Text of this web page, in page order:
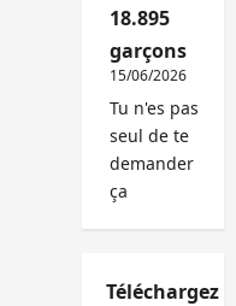
18.895
garçons
15/06/2026
Tu n'es pas
seul de te
demander
ça
Téléchargez